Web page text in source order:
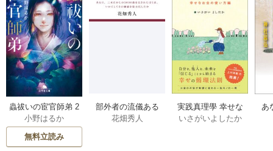
蟲祓いの宦官師弟 2
巻
小野はるか
無料立読み
部外者の流儀ある
日、三木たかしの5
花畑秀人
実践真理學 幸せな
お金の使い方編 1巻
いさがいよしたか
あ